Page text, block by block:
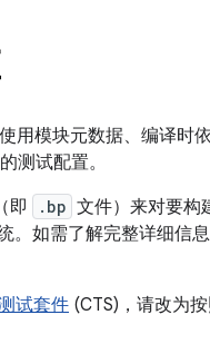
用模块元数据、编译时
测试配置。
即
.bp 文件）来对要构
。如需了解完整详细信
试套件 (CTS)，请改为